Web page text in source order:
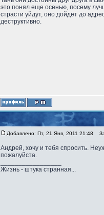
это понял еще осенью, посему
страсти уйдут, оно дойдет до
деструктивно.
Добавлено: Пт, 21 Янв, 2011 21:48
Андрей, хочу и тебя спросить.
пожалуйста.
Жизнь - штука странная...